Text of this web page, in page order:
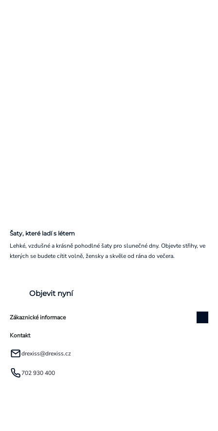
Šaty, které ladí s létem
Lehké, vzdušné a krásně pohodlné šaty pro slunečné dny. Objevte střihy, ve
kterých se budete cítit volně, žensky a skvěle od rána do večera.
Objevit nyní
Zákaznické informace
Kontakt
drexiss@drexiss.cz
702 930 400